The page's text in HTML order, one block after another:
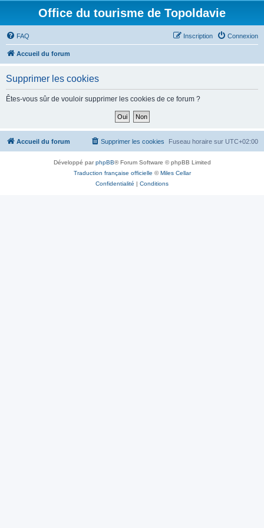
Office du tourisme de Topoldavie
FAQ Connexion
Inscription
Accueil du forum
Supprimer les cookies
Êtes-vous sûr de vouloir supprimer les cookies de ce forum ?
Accueil du forum Fuseau horaire sur UTC+02:00
Supprimer les cookies
Développé parphpBB® Forum Software © phpBB Limited
Traduction française officielle ©Miles Cellar
Confidentialité | Conditions